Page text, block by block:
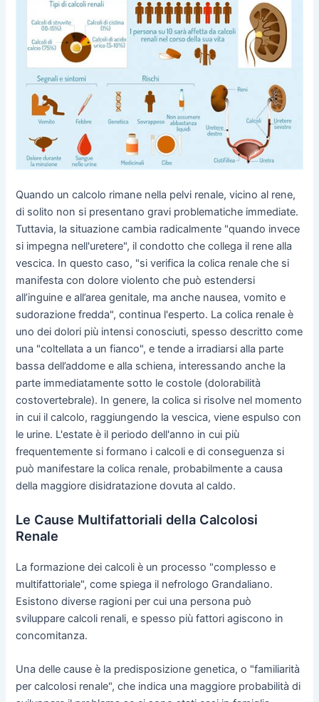
Quando un calcolo rimane nella pelvi renale, vicino al rene,
di solito non si presentano gravi problematiche immediate.
Tuttavia, la situazione cambia radicalmente "quando invece
si impegna nell'uretere", il condotto che collega il rene alla
vescica. In questo caso, "si verifica la colica renale che si
manifesta con dolore violento che può estendersi
all’inguine e all’area genitale, ma anche nausea, vomito e
sudorazione fredda", continua l'esperto. La colica renale è
uno dei dolori più intensi conosciuti, spesso descritto come
una "coltellata a un fianco", e tende a irradiarsi alla parte
bassa dell’addome e alla schiena, interessando anche la
parte immediatamente sotto le costole (dolorabilità
costovertebrale). In genere, la colica si risolve nel momento
in cui il calcolo, raggiungendo la vescica, viene espulso con
le urine. L'estate è il periodo dell'anno in cui più
frequentemente si formano i calcoli e di conseguenza si
può manifestare la colica renale, probabilmente a causa
della maggiore disidratazione dovuta al caldo.
Le Cause Multifattoriali della Calcolosi
Renale
La formazione dei calcoli è un processo "complesso e
multifattoriale", come spiega il nefrologo Grandaliano.
Esistono diverse ragioni per cui una persona può
sviluppare calcoli renali, e spesso più fattori agiscono in
concomitanza.
Una delle cause è la predisposizione genetica, o "familiarità
per calcolosi renale", che indica una maggiore probabilità di